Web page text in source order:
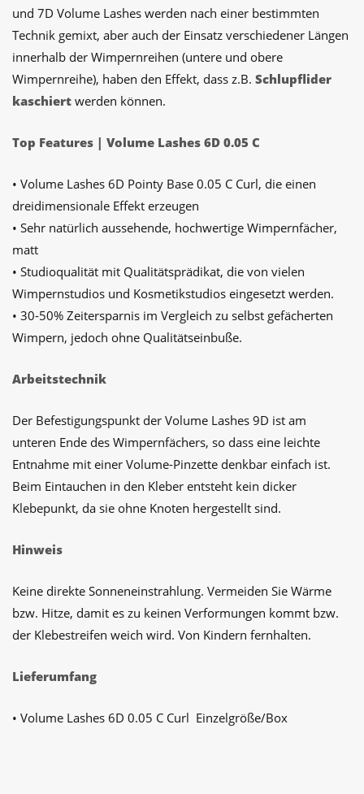
und 7D Volume Lashes werden nach einer bestimmten
Technik gemixt, aber auch der Einsatz verschiedener Längen
innerhalb der Wimpernreihen (untere und obere
Wimpernreihe), haben den Effekt, dass z.B. Schlupflider
kaschiert werden können.
Top Features | Volume Lashes 6D 0.05 C
• Volume Lashes 6D Pointy Base 0.05 C Curl, die einen
dreidimensionale Effekt erzeugen
• Sehr natürlich aussehende, hochwertige Wimpernfächer,
matt
• Studioqualität mit Qualitätsprädikat, die von vielen
Wimpernstudios und Kosmetikstudios eingesetzt werden.
• 30-50% Zeitersparnis im Vergleich zu selbst gefächerten
Wimpern, jedoch ohne Qualitätseinbuße.
Arbeitstechnik
Der Befestigungspunkt der Volume Lashes 9D ist am
unteren Ende des Wimpernfächers, so dass eine leichte
Entnahme mit einer Volume-Pinzette denkbar einfach ist.
Beim Eintauchen in den Kleber entsteht kein dicker
Klebepunkt, da sie ohne Knoten hergestellt sind.
Hinweis
Keine direkte Sonneneinstrahlung. Vermeiden Sie Wärme
bzw. Hitze, damit es zu keinen Verformungen kommt bzw.
der Klebestreifen weich wird. Von Kindern fernhalten.
Lieferumfang
• Volume Lashes 6D 0.05 C Curl Einzelgröße/Box